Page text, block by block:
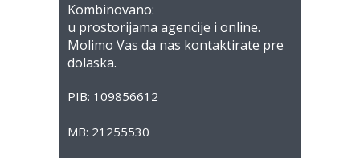
Kombinovano:
u prostorijama agencije i online.
Molimo Vas da nas kontaktirate pre
dolaska.
PIB: 109856612
MB: 21255530